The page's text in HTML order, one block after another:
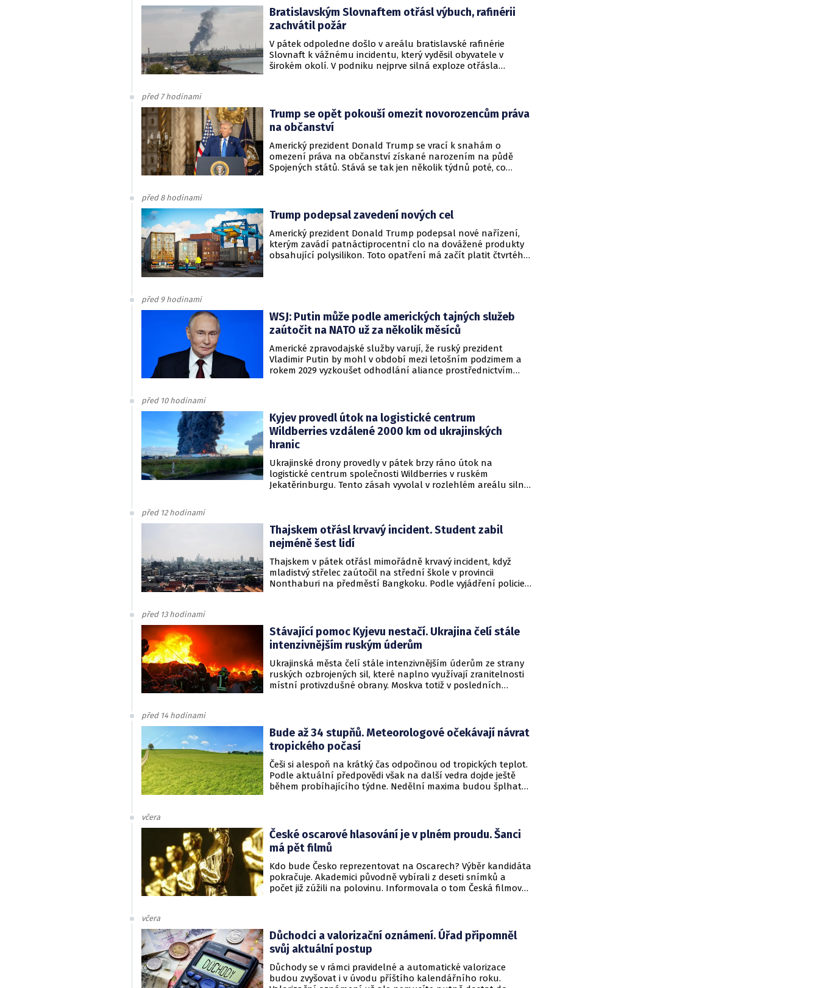
Bratislavským Slovnaftem otřásl výbuch, rafinérii
zachvátil požár
V pátek odpoledne došlo v areálu bratislavské rafinérie
Slovnaft k vážnému incidentu, který vyděsil obyvatele v
širokém okolí. V podniku nejprve silná exploze otřásla
před 7 hodinami
Trump se opět pokouší omezit novorozencům práva
na občanství
Americký prezident Donald Trump se vrací k snahám o
omezení práva na občanství získané narozením na půdě
Spojených států. Stává se tak jen několik týdnů poté, co
před 8 hodinami
Trump podepsal zavedení nových cel
Americký prezident Donald Trump podepsal nové nařízení,
kterým zavádí patnáctiprocentní clo na dovážené produkty
obsahující polysilikon. Toto opatření má začít platit čtvrtého
před 9 hodinami
WSJ: Putin může podle amerických tajných služeb
zaútočit na NATO už za několik měsíců
Americké zpravodajské služby varují, že ruský prezident
Vladimir Putin by mohl v období mezi letošním podzimem a
rokem 2029 vyzkoušet odhodlání aliance prostřednictvím
přicházejí v době, kdy Moskva čelí rostoucímu tlaku kvůli
situaci na ukrajinské frontě. Masivní škody, které ukrajinské
drony způsobují ruskému zázemí, totiž Kreml zahnaly do
kouta.
před 10 hodinami
Kyjev provedl útok na logistické centrum
Wildberries vzdálené 2000 km od ukrajinských
hranic
Ukrajinské drony provedly v pátek brzy ráno útok na
logistické centrum společnosti Wildberries v ruském
Jekatěrinburgu. Tento zásah vyvolal v rozlehlém areálu silný
RWB, který řídí veškeré logistické operace.
před 12 hodinami
Thajskem otřásl krvavý incident. Student zabil
nejméně šest lidí
Thajskem v pátek otřásl mimořádně krvavý incident, když
mladistvý střelec zaútočil na střední škole v provincii
Nonthaburi na předměstí Bangkoku. Podle vyjádření policie
před 13 hodinami
Stávající pomoc Kyjevu nestačí. Ukrajina čelí stále
intenzivnějším ruským úderům
Ukrajinská města čelí stále intenzivnějším úderům ze strany
ruských ozbrojených sil, které naplno využívají zranitelnosti
místní protivzdušné obrany. Moskva totiž v posledních
obyvatelstvu dává jen pramalou šanci se včas ukrýt.
před 14 hodinami
Bude až 34 stupňů. Meteorologové očekávají návrat
tropického počasí
Češi si alespoň na krátký čas odpočinou od tropických teplot.
Podle aktuální předpovědi však na další vedra dojde ještě
během probíhajícího týdne. Nedělní maxima budou šplhat
včera
České oscarové hlasování je v plném proudu. Šanci
má pět filmů
Kdo bude Česko reprezentovat na Oscarech? Výběr kandidáta
pokračuje. Akademici původně vybírali z deseti snímků a
počet již zúžili na polovinu. Informovala o tom Česká filmová
včera
Důchodci a valorizační oznámení. Úřad připomněl
svůj aktuální postup
Důchody se v rámci pravidelné a automatické valorizace
budou zvyšovat i v úvodu příštího kalendářního roku.